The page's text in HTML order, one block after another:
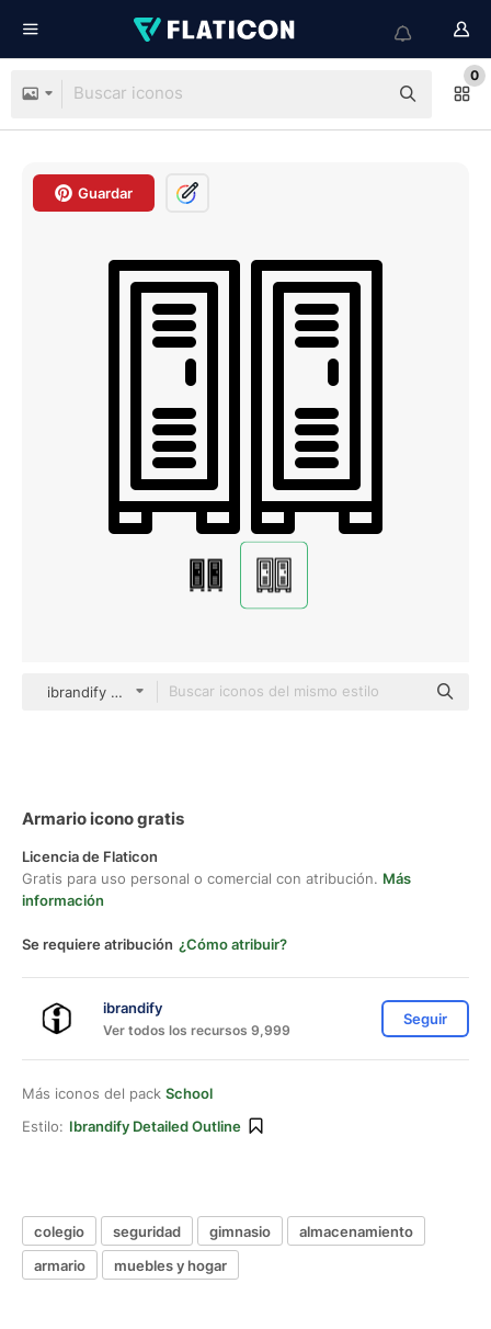
0
Guardar
ibrandify Detailed Outline
Armario icono gratis
Licencia de Flaticon
Gratis para uso personal o comercial con atribución. Más
información
Se requiere atribución ¿Cómo atribuir?
ibrandify
Ver todos los recursos 9,999
Seguir
Más iconos del pack School
Estilo: Ibrandify Detailed Outline
colegio seguridad gimnasio
almacenamiento
armario
muebles y hogar